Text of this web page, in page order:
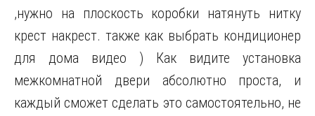
,нужно на плоскость коробки натянуть нитку
крест накрест. также как выбрать кондиционер
для дома видео ) Как видите установка
межкомнатной двери абсолютно проста, и
каждый сможет сделать это самостоятельно, не